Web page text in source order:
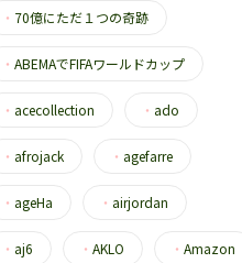
・ 70億にただ１つの奇跡
・ ABEMAでFIFAワールドカップ
・ acecollection ・ ado
・ afrojack ・ agefarre
・ ageHa ・ airjordan
・ aj6 ・ AKLO ・ Amazon